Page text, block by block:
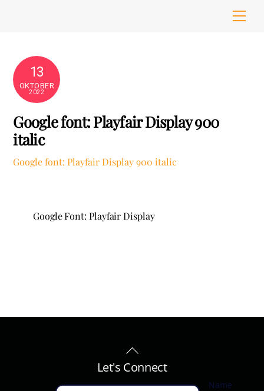
13
OKTOBER
2022
Google font: Playfair Display 900
italic
Google font: Playfair Display 900 italic
Google Font: Playfair Display
Back
To
Let's Connect
Name